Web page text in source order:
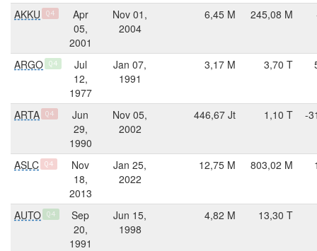
AKKU Q4
Apr
05,
2001
Nov 01,
2004
6,45 M 245,08 M
ARGO Q4
Jul
12,
1977
Jan 07,
1991
3,17 M 3,70 T
ARTA Q4
Jun
29,
1990
Nov 05,
2002
446,67 Jt 1,10 T -
ASLC Q4
Nov
18,
2013
Jan 25,
2022
12,75 M 803,02 M
AUTO Q4
Sep
20,
1991
Jun 15,
1998
4,82 M 13,30 T